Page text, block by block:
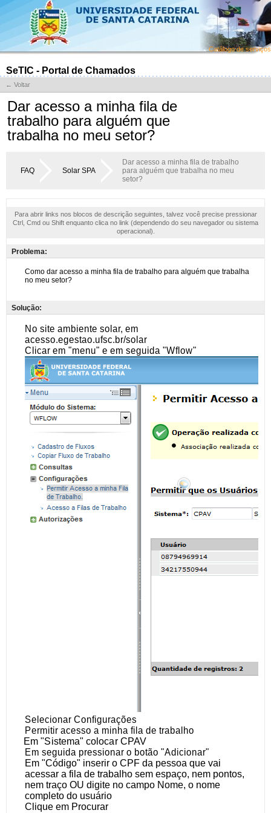
Catálogo de serviços
SeTIC - Portal de Chamados
← Voltar
Dar acesso a minha fila de
trabalho para alguém que
trabalha no meu setor?
FAQ Solar SPA
Dar acesso a minha fila de trabalho
para alguém que trabalha no meu
setor?
Para abrir links nos blocos de descrição seguintes, talvez você precise pressionar
Ctrl, Cmd ou Shift enquanto clica no link (dependendo do seu navegador ou sistema
operacional).
Problema:
Solução: